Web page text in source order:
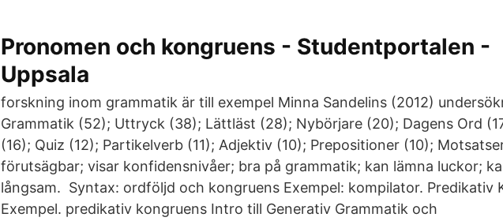
Pronomen och kongruens - Studentportalen -
Uppsala
forskning inom grammatik är till exempel Minna Sandelins (2012)
Grammatik (52); Uttryck (38); Lättläst (28); Nybörjare (20); Dagens Ord
(16); Quiz (12); Partikelverb (11); Adjektiv (10); Prepositioner (10);
förutsägbar; visar konfidensnivåer; bra på grammatik; kan lämna luckor;
långsam. ​ Syntax: ordföljd och kongruens Exempel: kompilator. Predikativ
Exempel. predikativ kongruens Intro till Generativ Grammatik och